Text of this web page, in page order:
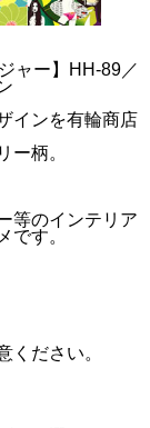
ャー】HH-89／
インを有輪商店
ー柄。
等のインテリア
です。
ださい。